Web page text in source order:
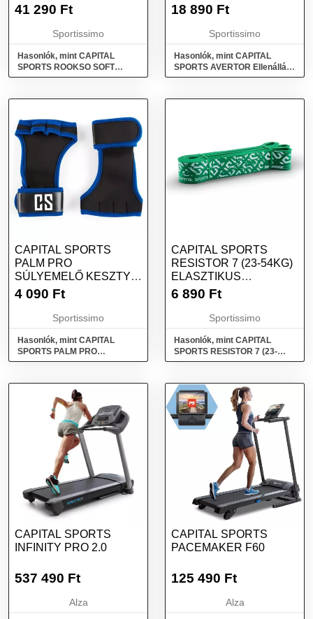
PLIOMETRIKUS
MÉRET
41 290 Ft
Sportissimo
Hasonlók, mint CAPITAL
SPORTS ROOKSO SOFT
JUMP BOX 15 CM
méret
SZETT, FEKETE,
18 890 Ft
Sportissimo
Hasonlók, mint CAPITAL
SPORTS AVERTOR Ellenállás
erősítő szett, fekete, méret
CAPITAL SPORTS
PALM PRO
SÚLYEMELŐ KESZTYŰ,
FEKETE, MÉRET
4 090 Ft
Sportissimo
Hasonlók, mint CAPITAL
SPORTS PALM PRO
Súlyemelő kesztyű, fekete,
CAPITAL SPORTS
RESISTOR 7 (23-54KG)
ELASZTIKUS
GUMISZALAG, ZÖLD,
6 890 Ft
Sportissimo
Hasonlók, mint CAPITAL
SPORTS RESISTOR 7 (23-
54kg) Elasztikus gumiszalag,
CAPITAL SPORTS
INFINITY PRO 2.0
537 490 Ft
Alza
CAPITAL SPORTS
PACEMAKER F60
125 490 Ft
Alza